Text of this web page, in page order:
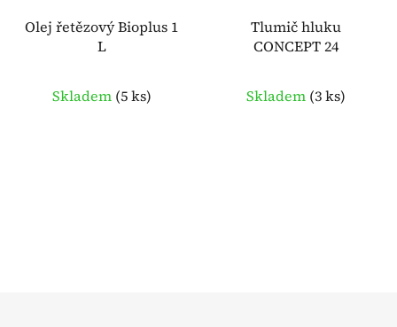
Olej řetězový Bioplus 1
L
Skladem (5 ks)
Tlumič hluku
CONCEPT 24
Skladem (3 ks)